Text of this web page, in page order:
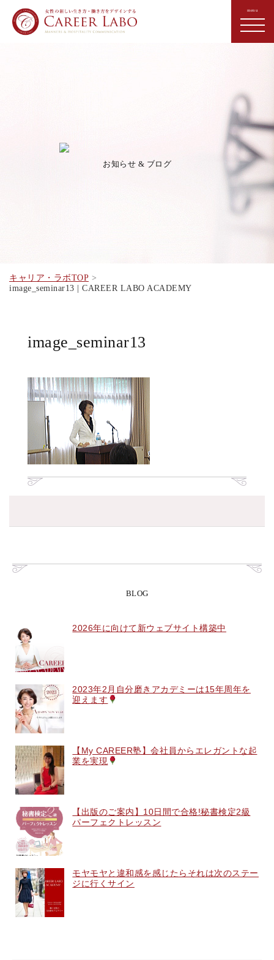
お知らせ & ブログ
キャリア・ラボTOP
image_seminar13 | CAREER LABO ACADEMY
image_seminar13
BLOG
2026年に向けて新ウェブサイト構築中
2023年2月自分磨きアカデミーは15年周年を
迎えます
【My CAREER塾】会社員からエレガントな起
業を実現
【出版のご案内】10日間で合格!秘書検定2級
パーフェクトレッスン
モヤモヤと違和感を感じたらそれは次のステー
ジに行くサイン